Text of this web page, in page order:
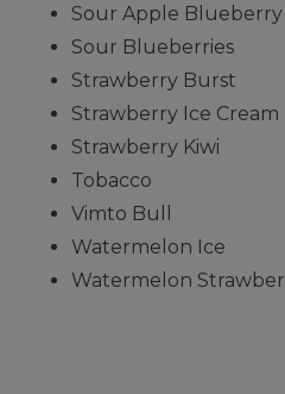
Sour Apple Blueberry
Sour Blueberries
Strawberry Burst
Strawberry Ice Cream
Strawberry Kiwi
Tobacco
Vimto Bull
Watermelon Ice
Watermelon